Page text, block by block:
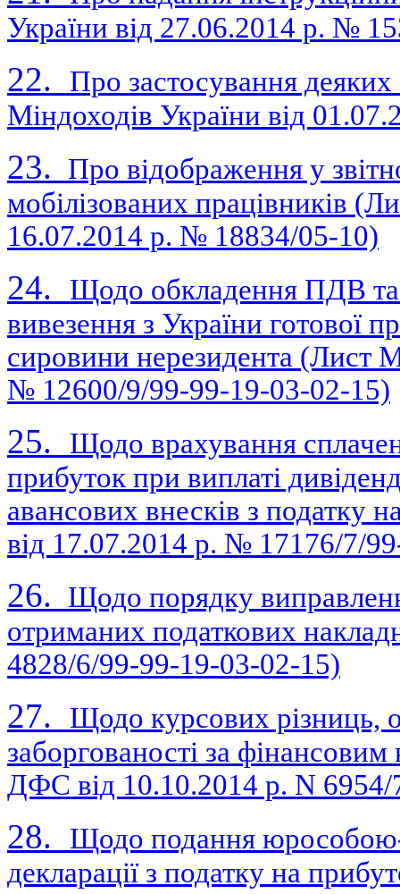
України вiд 27.06.2014 р. №
22.
Про застосування
Міндоходів України вiд
23. Про відображення у
мобілізованих працівників
16.07.2014 р. № 18834/05-10)
24.
Щодо обкладення ПДВ та
вивезення з України готової
сировини нерезидента (Лист
№ 12600/9/99-99-19-03-02-15)
25.
Щодо врахування
прибуток при виплаті
авансових внесків з податку
вiд 17.07.2014 р. № 17176/7/
26. Щодо порядку
отриманих податкових
4828/6/99-99-19-03-02-15)
27.
Щодо курсових різниць,
заборгованості за
ДФС від 10.10.2014 р. N
28.
Щодо подання
декларації з податку на